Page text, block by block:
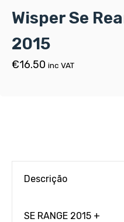
Wisper Se
2015
€16.50 inc VAT
Descrição
SE RANGE 2015 +